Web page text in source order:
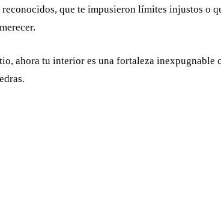
que te impusieron límites injustos o
ahora tu interior es una fortaleza inexpugnable